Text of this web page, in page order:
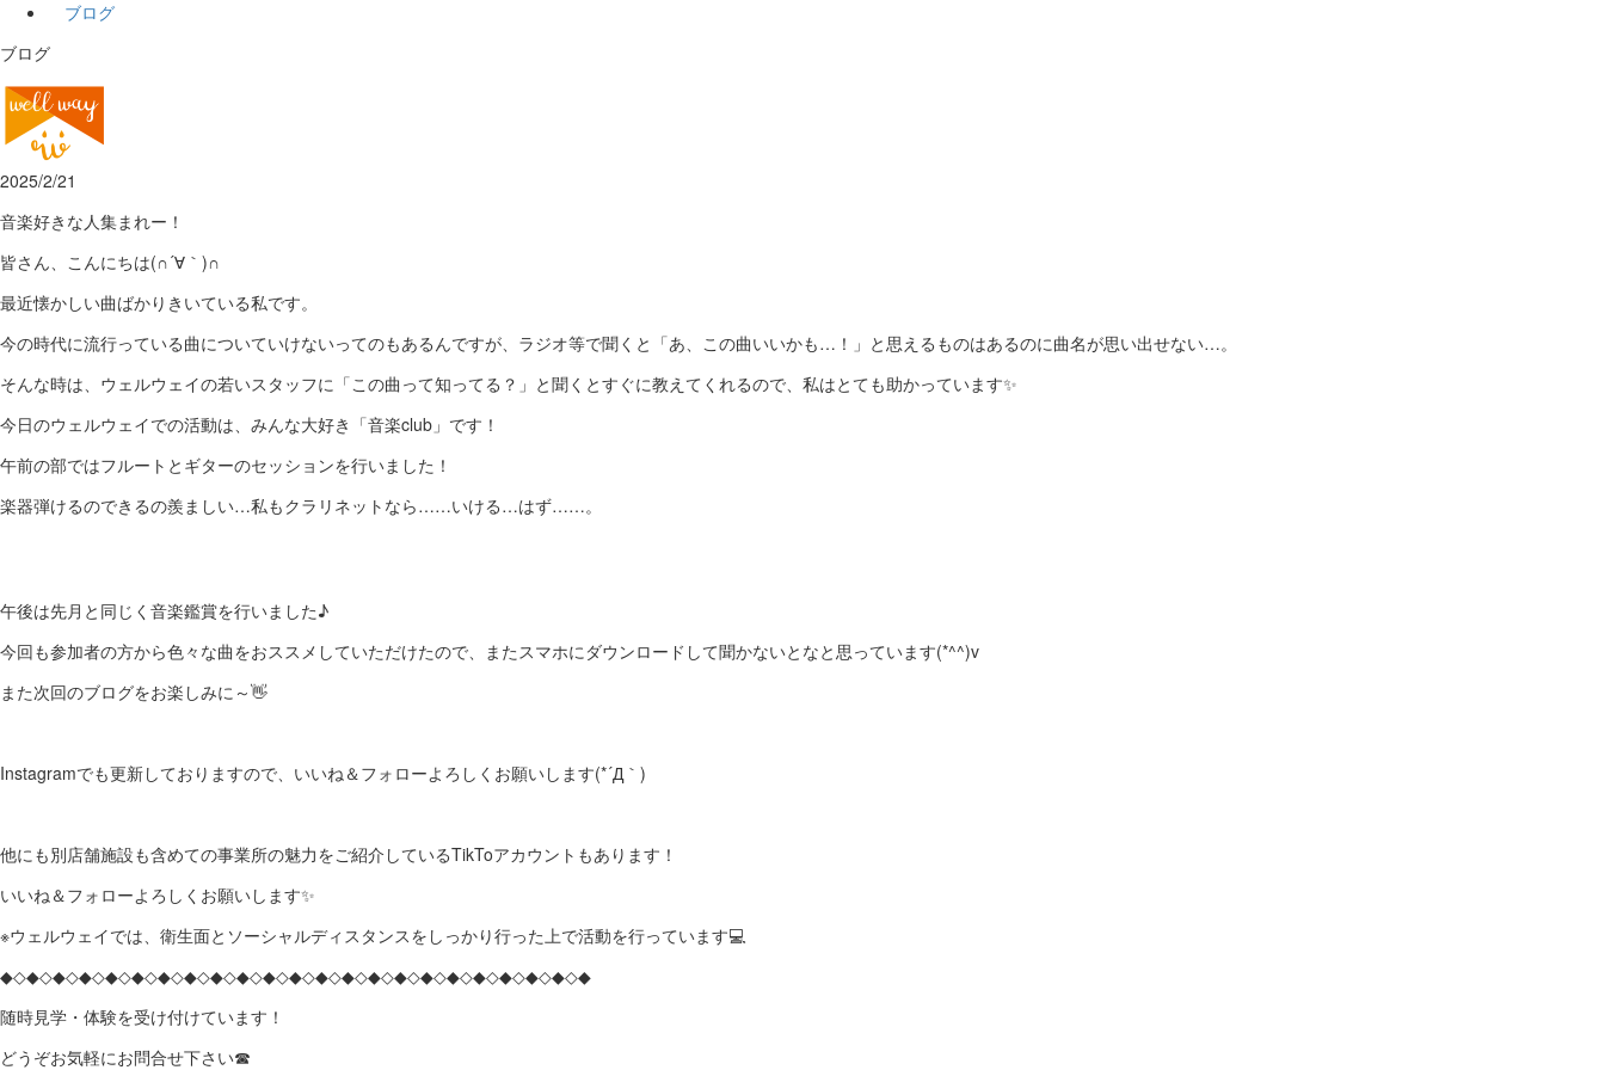
ブログ
ブログ
2025/2/21
音楽好きな人集まれー！
皆さん、こんにちは(∩´∀｀)∩
最近懐かしい曲ばかりきいている私です。
今の時代に流行っている曲についていけないってのもあるんですが、ラジオ等で聞くと「あ、この曲いいかも…！」と思えるものはあるのに曲名が思い出せない…。
そんな時は、ウェルウェイの若いスタッフに「この曲って知ってる？」と聞くとすぐに教えてくれるので、私はとても助かっています✨
今日のウェルウェイでの活動は、みんな大好き「音楽club」です！
午前の部ではフルートとギターのセッションを行いました！
楽器弾けるのできるの羨ましい…私もクラリネットなら……いける…はず……。
午後は先月と同じく音楽鑑賞を行いました♪
今回も参加者の方から色々な曲をおススメしていただけたので、またスマホにダウンロードして聞かないとなと思っています(*^^)v
また次回のブログをお楽しみに～👋
Instagramでも更新しておりますので、いいね＆フォローよろしくお願いします(*´Д｀)
他にも別店舗施設も含めての事業所の魅力をご紹介しているTikToアカウントもあります！
いいね＆フォローよろしくお願いします✨
※ウェルウェイでは、衛生面とソーシャルディスタンスをしっかり行った上で活動を行っています💻
◆◇◆◇◆◇◆◇◆◇◆◇◆◇◆◇◆◇◆◇◆◇◆◇◆◇◆◇◆◇◆◇◆◇◆◇◆◇◆◇◆◇◆◇◆
随時見学・体験を受け付けています！
どうぞお気軽にお問合せ下さい☎